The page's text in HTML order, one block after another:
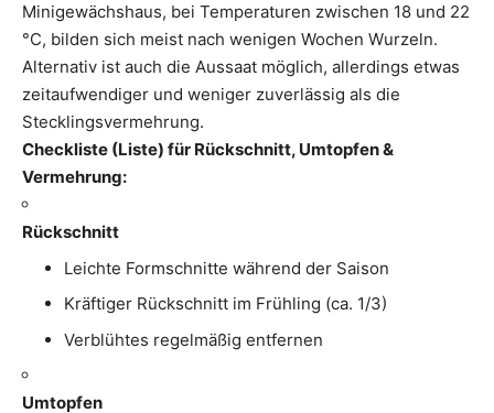
Minigewächshaus, bei Temperaturen zwischen 18 und 22
°C, bilden sich meist nach wenigen Wochen Wurzeln.
Alternativ ist auch die Aussaat möglich, allerdings etwas
zeitaufwendiger und weniger zuverlässig als die
Stecklingsvermehrung.
Checkliste (Liste) für Rückschnitt, Umtopfen &
Vermehrung:
Rückschnitt
Leichte Formschnitte während der Saison
Kräftiger Rückschnitt im Frühling (ca. 1/3)
Verblühtes regelmäßig entfernen
Umtopfen